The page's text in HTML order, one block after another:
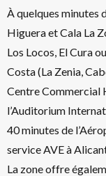
À quelques minutes
Higuera et Cala La
Los Locos, El Cura
Costa (La Zenia,
Centre Commercial
l’Auditorium
40 minutes de
service AVE à
La zone offre